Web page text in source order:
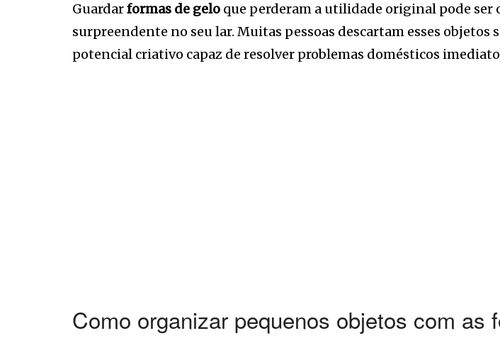
Guardarformas de gelo que perderam a utilidade original pode
surpreendente no seu lar. Muitas pessoas descartam esses
potencial criativo capaz de resolver problemas domésticos
Como organizar pequenos objetos com as